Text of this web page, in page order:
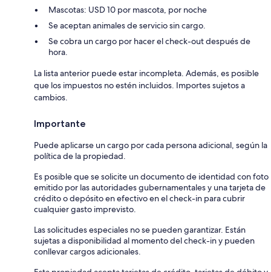
Mascotas: USD 10 por mascota, por noche
Se aceptan animales de servicio sin cargo.
Se cobra un cargo por hacer el check-out después de
hora.
La lista anterior puede estar incompleta. Además, es posible
que los impuestos no estén incluidos. Importes sujetos a
cambios.
Importante
Puede aplicarse un cargo por cada persona adicional, según la
política de la propiedad.
Es posible que se solicite un documento de identidad con foto
emitido por las autoridades gubernamentales y una tarjeta de
crédito o depósito en efectivo en el check-in para cubrir
cualquier gasto imprevisto.
Las solicitudes especiales no se pueden garantizar. Están
sujetas a disponibilidad al momento del check-in y pueden
conllevar cargos adicionales.